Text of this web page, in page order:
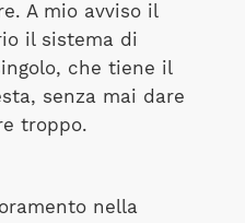
A mio avviso il
il sistema di
che tiene il
senza mai dare
troppo.
nella